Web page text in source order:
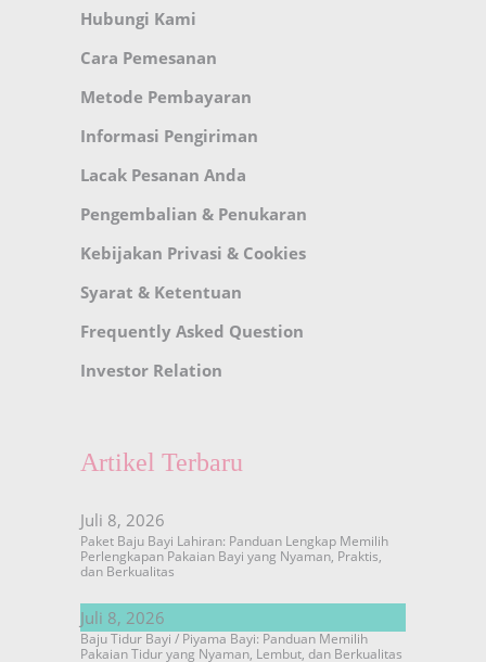
Hubungi Kami
Cara Pemesanan
Metode Pembayaran
Informasi Pengiriman
Lacak Pesanan Anda
Pengembalian & Penukaran
Kebijakan Privasi & Cookies
Syarat & Ketentuan
Frequently Asked Question
Investor Relation
Artikel Terbaru
Juli 8, 2026
Paket Baju Bayi Lahiran: Panduan Lengkap Memilih
Perlengkapan Pakaian Bayi yang Nyaman, Praktis,
dan Berkualitas
Juli 8, 2026
Baju Tidur Bayi / Piyama Bayi: Panduan Memilih
Pakaian Tidur yang Nyaman, Lembut, dan Berkualitas